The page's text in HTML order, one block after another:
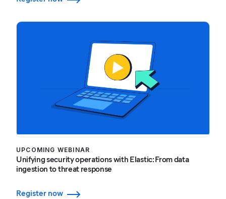
UPCOMING WEBINAR
Unifying security operations with Elastic: From data
ingestion to threat response
Register now